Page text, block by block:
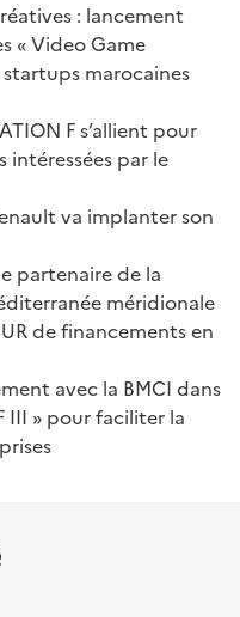
: lancement
« Video Game
marocaines
F s’allient pour
intéressées par le
va implanter son
partenaire de la
méridionale
de financements en
avec la BMCI dans
III » pour faciliter la